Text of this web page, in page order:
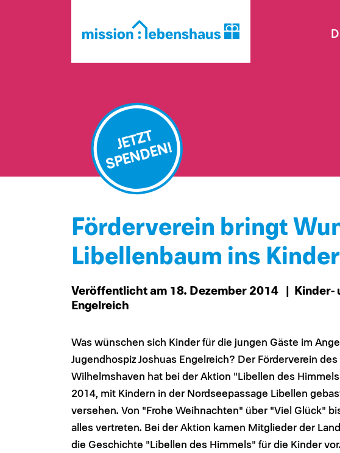
JETZT
SPENDEN!
Förderverein bringt
Libellenbaum ins
Veröffentlicht am 18. Dezember 2014
| Kinder-
Engelreich
Was wünschen sich Kinder für die jungen Gäste im
Jugendhospiz Joshuas Engelreich? Der Förderverein
Wilhelmshaven hat bei der Aktion "Libellen des
2014, mit Kindern in der Nordseepassage Libellen
versehen. Von "Frohe Weihnachten" über "Viel Glück"
alles vertreten. Bei der Aktion kamen Mitglieder der
die Geschichte "Libellen des Himmels" für die Kinder